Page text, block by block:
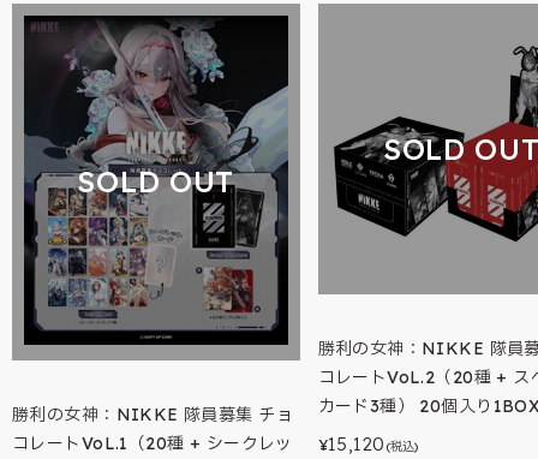
SOLD OUT
勝利の女神：NIKKE 隊員募集 チョ
コレートVoL.1（20種 + シークレッ
SOLD
勝利の女神：NIKKE 隊員
コレートVoL.2（20種 + ス
カード3種） 20個入り
¥15,120 (税込)